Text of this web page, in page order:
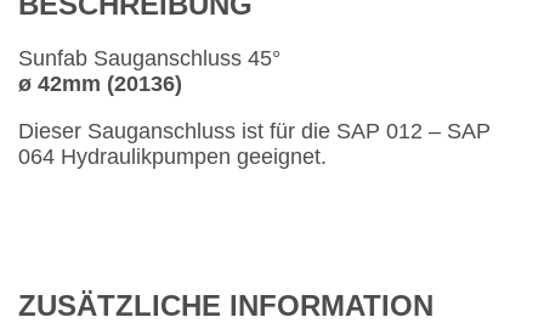
Sunfab Sauganschluss 45°
ø 42mm (20136)
Dieser Sauganschluss ist für die SAP 012 – SAP
064 Hydraulikpumpen geeignet.
ZUSÄTZLICHE INFORMATION